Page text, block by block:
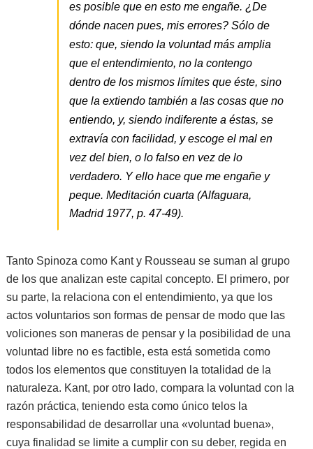
es posible que en esto me engañe. ¿De
dónde nacen pues, mis errores? Sólo de
esto: que, siendo la voluntad más amplia
que el entendimiento, no la contengo
dentro de los mismos límites que éste, sino
que la extiendo también a las cosas que no
entiendo, y, siendo indiferente a éstas, se
extravía con facilidad, y escoge el mal en
vez del bien, o lo falso en vez de lo
verdadero. Y ello hace que me engañe y
peque. Meditación cuarta (Alfaguara,
Madrid 1977, p. 47-49).
Tanto Spinoza como Kant y Rousseau se suman al grupo
de los que analizan este capital concepto. El primero, por
su parte, la relaciona con el entendimiento, ya que los
actos voluntarios son formas de pensar de modo que las
voliciones son maneras de pensar y la posibilidad de una
voluntad libre no es factible, esta está sometida como
todos los elementos que constituyen la totalidad de la
naturaleza. Kant, por otro lado, compara la voluntad con la
razón práctica, teniendo esta como único telos la
responsabilidad de desarrollar una «voluntad buena»,
cuya finalidad se limite a cumplir con su deber, regida en